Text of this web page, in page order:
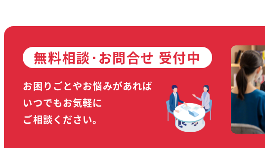
無料相談･お問合せ 受付中
お困りごとやお悩みがあれば
いつでもお気軽に
ご相談ください。